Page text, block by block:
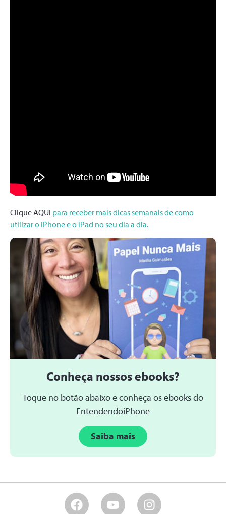
Clique AQUI para receber mais dicas semanais de como
utilizar o iPhone e o iPad no seu dia a dia.
Conheça nossos ebooks?
Toque no botão abaixo e conheça os ebooks do
EntendendoiPhone
Saiba mais